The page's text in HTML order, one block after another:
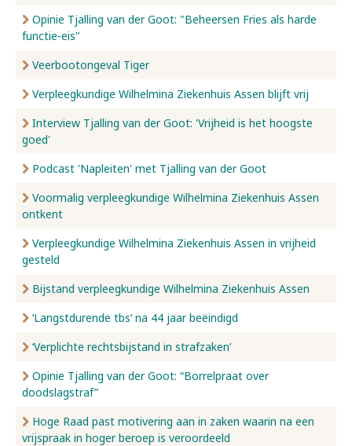
Opinie Tjalling van der Goot: "Beheersen Fries als harde
functie-eis"
Veerbootongeval Tiger
Verpleegkundige Wilhelmina Ziekenhuis Assen blijft vrij
Interview Tjalling van der Goot: 'Vrijheid is het hoogste
goed'
Podcast 'Napleiten' met Tjalling van der Goot
Voormalig verpleegkundige Wilhelmina Ziekenhuis Assen
ontkent
Verpleegkundige Wilhelmina Ziekenhuis Assen in vrijheid
gesteld
Bijstand verpleegkundige Wilhelmina Ziekenhuis Assen
‘Langstdurende tbs’ na 44 jaar beëindigd
‘Verplichte rechtsbijstand in strafzaken’
Opinie Tjalling van der Goot: “Borrelpraat over
doodslagstraf”
Hoge Raad past motivering aan in zaken waarin na een
vrijspraak in hoger beroep is veroordeeld